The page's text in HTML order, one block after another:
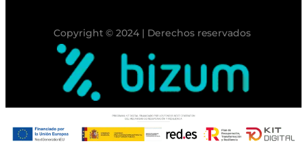
Copyright © 2024 | Derechos reservados